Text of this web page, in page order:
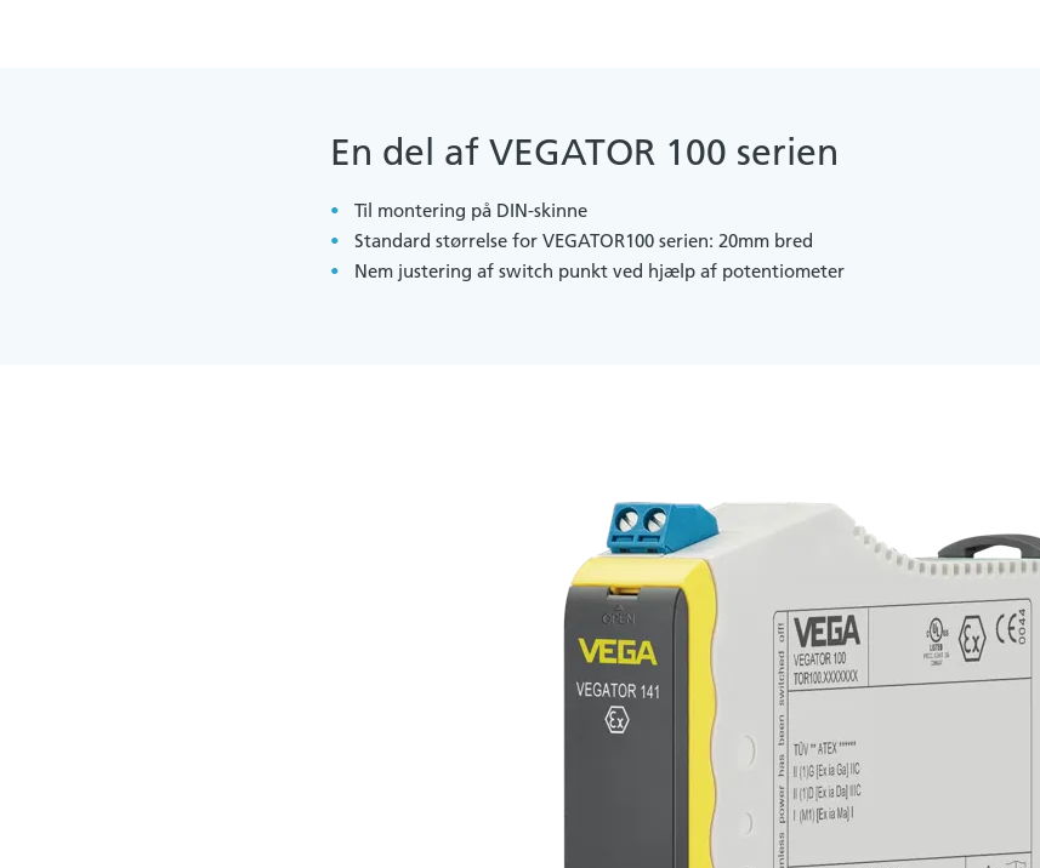
En del af VEGATOR 100 serien
Til montering på DIN-skinne
Standard størrelse for VEGATOR100 serien: 20mm bred
Nem justering af switch punkt ved hjælp af potentiometer